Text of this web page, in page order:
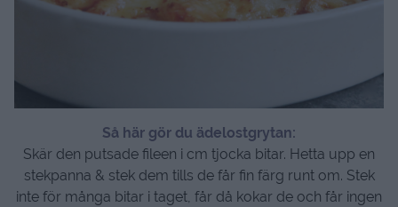
Så här gör du ädelostgrytan:
Skär den putsade fileen i cm tjocka bitar. Hetta upp en
stekpanna & stek dem tills de får fin färg runt om. Stek
inte för många bitar i taget, får då kokar de och får ingen